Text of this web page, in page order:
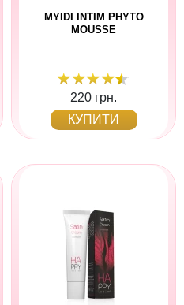
MYIDI INTIM PHYTO
MOUSSE
220 грн.
КУПИТИ